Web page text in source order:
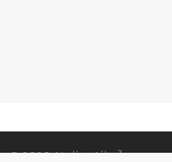
© 2020 Atelier Aile ².